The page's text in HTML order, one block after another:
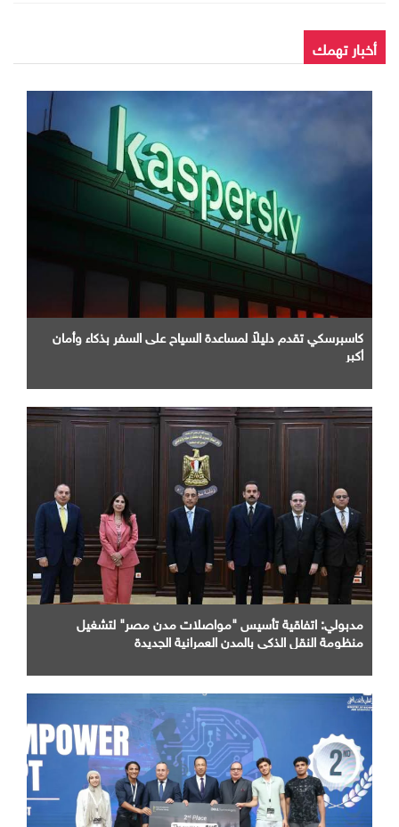
أخبار تهمك
كاسبرسكي تقدم دليلاً لمساعدة السياح على السفر بذكاء وأمان
أكبر
مدبولي: اتفاقية تأسيس "مواصلات مدن مصر" لتشغيل
منظومة النقل الذكي بالمدن العمرانية الجديدة